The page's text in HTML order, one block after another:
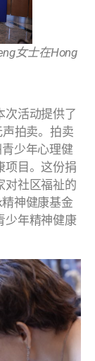
女士在Hong
次活动提供了
拍卖。拍卖
少年心理健
项目。这份捐
对社区福祉的
神健康基金
少年精神健康